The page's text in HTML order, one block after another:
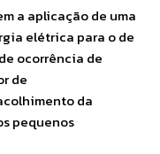
a aplicação de uma
elétrica para o de
ocorrência de
de
da
pequenos